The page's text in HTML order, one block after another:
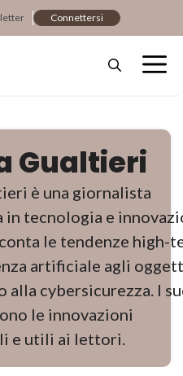
Connettersi
Gualtieri
è una giornalista
in tecnologia e
le tendenze high-
artificiale agli
alla cybersicurezza. I
le innovazioni
e utili ai lettori.